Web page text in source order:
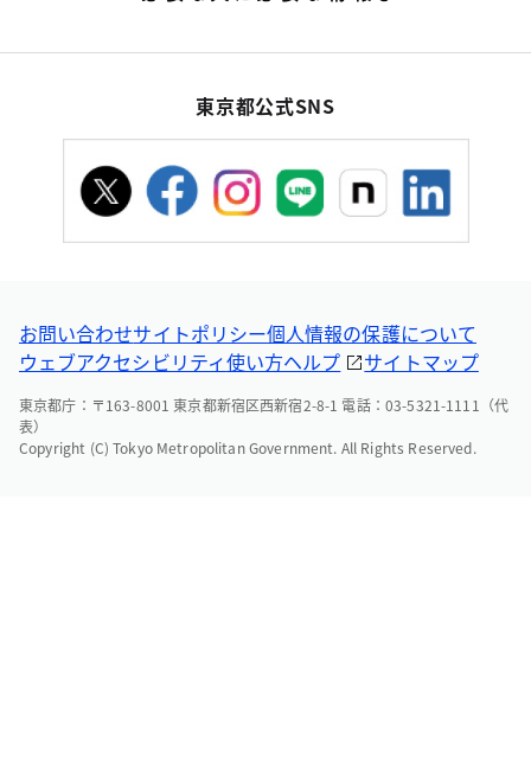
東京都公式SNS
お問い合わせサイトポリシー個人情報の保護について
ウェブアクセシビリティ使い方ヘルプ サイトマップ
東京都庁：〒163-8001 東京都新宿区西新宿2-8-1 電話：03-5321-1111（代
表）
Copyright (C) Tokyo Metropolitan Government. All Rights Reserved.